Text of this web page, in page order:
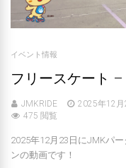
イベント情報
フリースケート
JMKRIDE 2025年12月
475 閲覧
2025年12月23日にJMKパ
ンの動画です！